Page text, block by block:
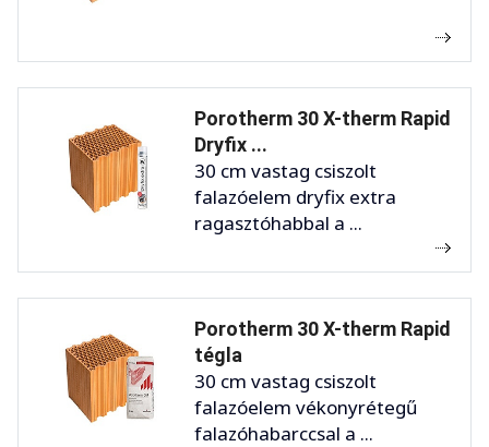
Porotherm 30 X-therm Rapid
Dryfix ...
30 cm vastag csiszolt
falazóelem dryfix extra
ragasztóhabbal a ...
Porotherm 30 X-therm Rapid
tégla
30 cm vastag csiszolt
falazóelem vékonyrétegű
falazóhabarccsal a ...